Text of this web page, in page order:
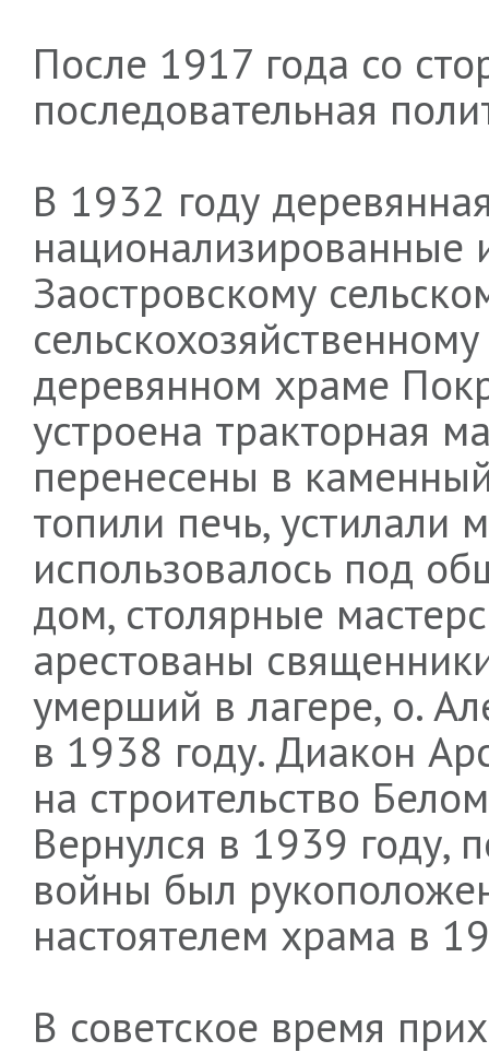
После 1917 года со
последовательная
В 1932 году
Заостровскому
деревянном храме
устроена тракторная
перенесены в
топили печь,
использовалось под
дом, столярные
арестованы
умерший в лагере, о.
в 1938 году. Диакон
на строительство
Вернулся в 1939 году,
войны был
настоятелем храма в
В советское время